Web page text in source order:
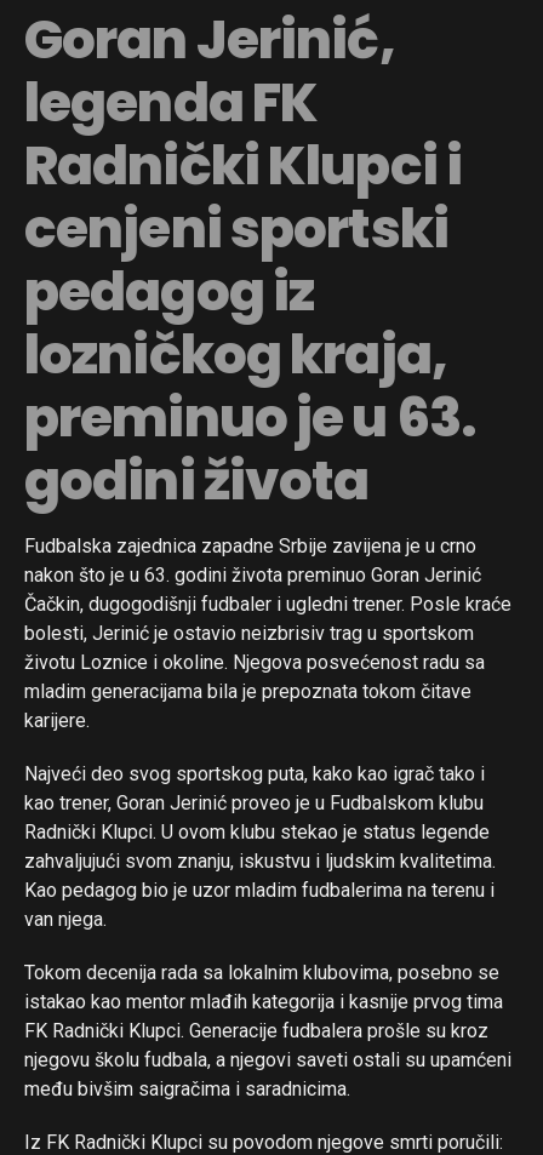
Goran Jerinić,
legenda FK
Radnički Klupci i
cenjeni sportski
pedagog iz
lozničkog kraja,
preminuo je u 63.
godini života
Fudbalska zajednica zapadne Srbije zavijena je u crno
nakon što je u 63. godini života preminuo Goran Jerinić
Čačkin, dugogodišnji fudbaler i ugledni trener. Posle kraće
bolesti, Jerinić je ostavio neizbrisiv trag u sportskom
životu Loznice i okoline. Njegova posvećenost radu sa
mladim generacijama bila je prepoznata tokom čitave
karijere.
Najveći deo svog sportskog puta, kako kao igrač tako i
kao trener, Goran Jerinić proveo je u Fudbalskom klubu
Radnički Klupci. U ovom klubu stekao je status legende
zahvaljujući svom znanju, iskustvu i ljudskim kvalitetima.
Kao pedagog bio je uzor mladim fudbalerima na terenu i
van njega.
Tokom decenija rada sa lokalnim klubovima, posebno se
istakao kao mentor mlađih kategorija i kasnije prvog tima
FK Radnički Klupci. Generacije fudbalera prošle su kroz
njegovu školu fudbala, a njegovi saveti ostali su upamćeni
među bivšim saigračima i saradnicima.
Iz FK Radnički Klupci su povodom njegove smrti poručili:
Flipboard
Pinterest
Whatsapp
Email